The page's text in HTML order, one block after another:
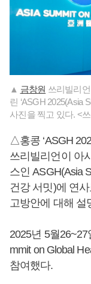
▲ 금창원 쓰리빌리
린 ‘ASGH 2025(Asia
사진을 찍고 있다. <
△홍콩 ‘ASGH
쓰리빌리언이 아
스인 ASGH(Asia
건강 서밋)에 연
고방안에 대해 설
2025년 5월26~27
mmit on Global
참여했다.